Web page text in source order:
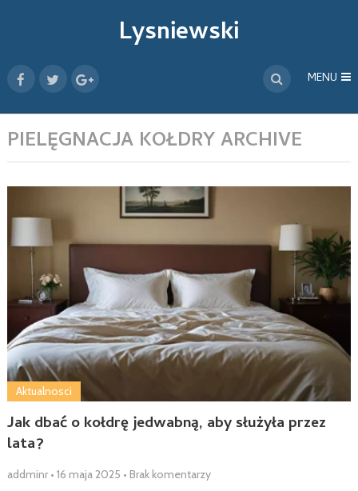
Lysniewski
MENU
PIELĘGNACJA KOŁDRY ARCHIVE
Jak dbać o kołdrę jedwabną, aby służyła przez
lata?
Aktualnosci
addminr • 16 maja 2025 • Brak komentarzy